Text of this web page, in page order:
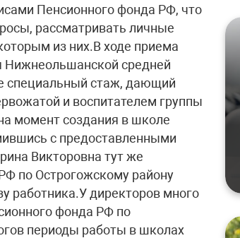
Пенсионного фонда РФ, что
рассматривать личные
из них.В ходе приема
Нижнеольшанской средней
специальный стаж, дающий
и воспитателем группы
момент создания в школе
с предоставленными
Викторовна тут же
по Острогожскому району
работника.У директоров много
фонда РФ по
периоды работы в школах